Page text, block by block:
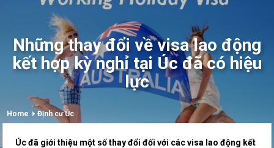
Những thay đổi về visa lao động
kết hợp kỳ nghỉ tại Úc đã có hiệu
lực
Home Định cư Úc
Úc đã giới thiệu một số thay đổi đối với các visa lao động kết